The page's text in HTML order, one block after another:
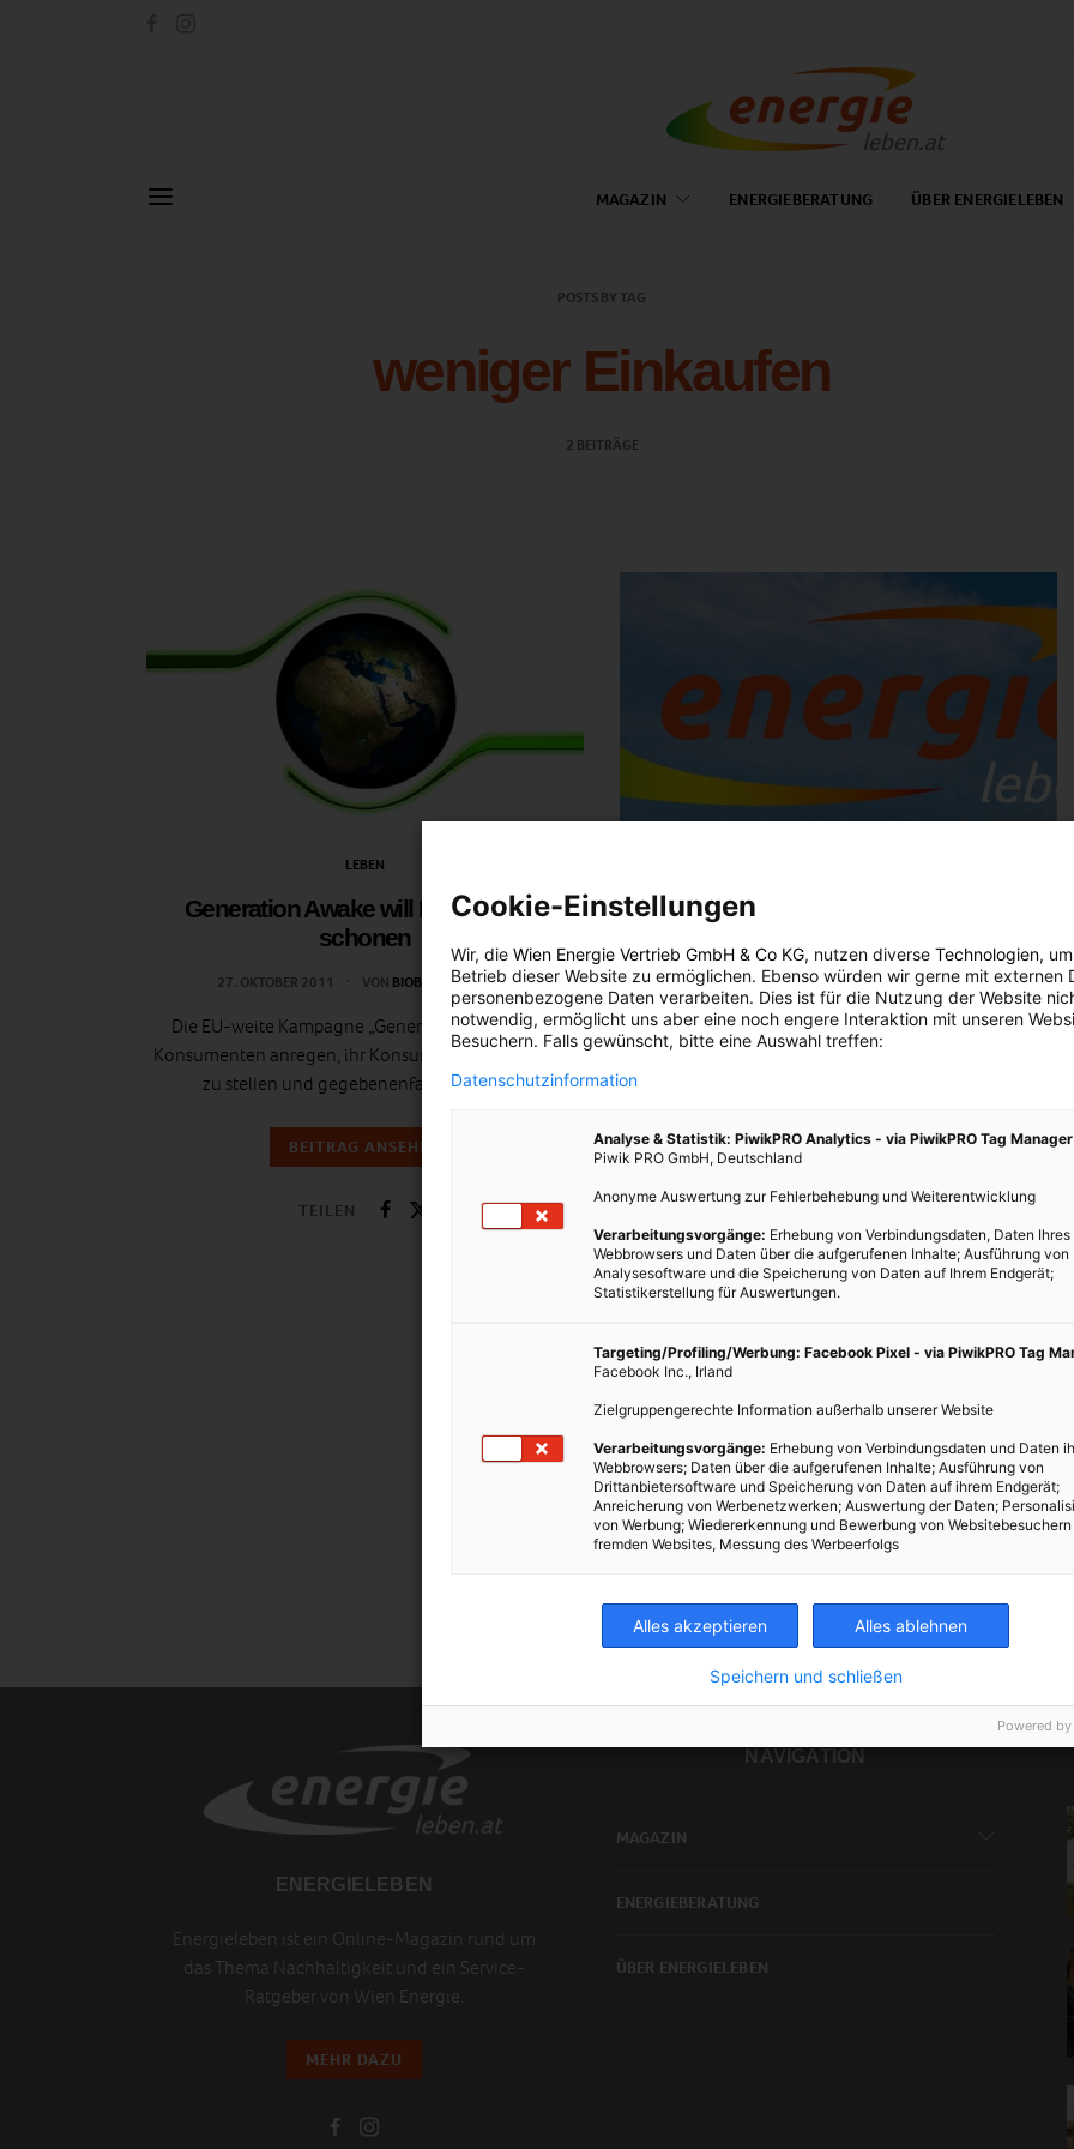
MAGAZIN ENERGIEBERATUNG ÜBER ENERGIELEBEN
POSTS BY TAG
weniger Einkaufen
2 BEITRÄGE
LEBEN
Generation Awake will Ressourcen
schonen
27. OKTOBER 2011 VON BIOBELLA STRANZL
Die EU-weite Kampagne „Generation Awake“ soll
Konsumenten anregen, ihr Konsumverhalten in Frage
zu stellen und gegebenenfalls zu ändern.
BEITRAG ANSEHEN
TEILEN
ENERGIEPOLITIK
Täglich sparen beim Kühlen und
Gefrieren
Neue Kühl-/Gefriergeräte verbrauchen um 40 %
weniger Strom als vor 10 Jahren. Kühl- und
Gefriergeräte sind rund um die Uhr im Einsatz, 24
Stunden und 365 Tage im Jahr.…
BEITRAG ANSEHEN
ENERGIELEBEN
Energieleben ist ein Online-Magazin rund um
das Thema Nachhaltigkeit und ein Service-
Ratgeber von Wien Energie.
MEHR DAZU
NAVIGATION
MAGAZIN
ENERGIEBERATUNG
ÜBER ENERGIELEBEN
Cookie-Einstellungen
Wir, die Wien Energie Vertrieb GmbH & Co KG, nutzen diverse Technologien,
Betrieb dieser Website zu ermöglichen. Ebenso würden wir gerne mit externen
personenbezogene Daten verarbeiten. Dies ist für die Nutzung der Website
notwendig, ermöglicht uns aber eine noch engere Interaktion mit unseren
Besuchern. Falls gewünscht, bitte eine Auswahl treffen:
Datenschutzinformation
Analyse & Statistik: PiwikPRO Analytics - via PiwikPRO Tag Manager
Piwik PRO GmbH, Deutschland
Anonyme Auswertung zur Fehlerbehebung und Weiterentwicklung
Verarbeitungsvorgänge: Erhebung von Verbindungsdaten, Daten Ihres
Webbrowsers und Daten über die aufgerufenen Inhalte; Ausführung von
Analysesoftware und die Speicherung von Daten auf Ihrem Endgerät;
Statistikerstellung für Auswertungen.
Targeting/Profiling/Werbung: Facebook Pixel - via PiwikPRO Tag
Facebook Inc., Irland
Zielgruppengerechte Information außerhalb unserer Website
Verarbeitungsvorgänge: Erhebung von Verbindungsdaten und Daten
Webbrowsers; Daten über die aufgerufenen Inhalte; Ausführung von
Drittanbietersoftware und Speicherung von Daten auf ihrem Endgerät;
Anreicherung von Werbenetzwerken; Auswertung der Daten;
von Werbung; Wiedererkennung und Bewerbung von
fremden Websites, Messung des Werbeerfolgs
Alles akzeptieren Alles ablehnen
Speichern und schließen
Powered by